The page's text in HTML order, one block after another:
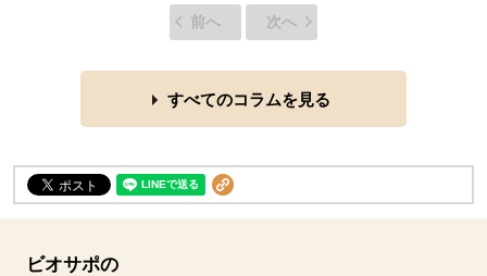
前へ 次へ
すべてのコラムを見る
ビオサポの